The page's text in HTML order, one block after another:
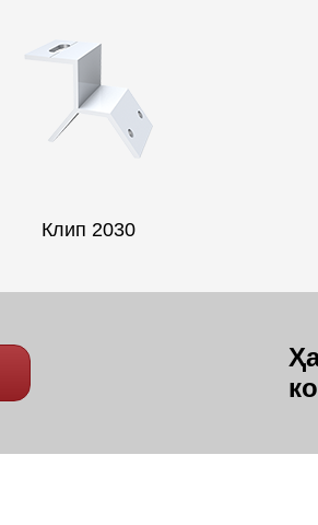
Клип 2030